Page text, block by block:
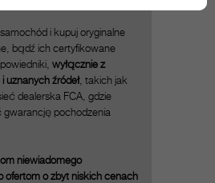
i kupuj oryginalne
bądź ich certyfikowane
wyłącznie z
uznanych źródeł, takich jak
dealerska FCA, gdzie
gwarancję pochodzenia
niewiadomego
ofertom o zbyt niskich cenach